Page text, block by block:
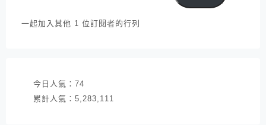
件
一起加入其他 1 位訂閱者的行列
今日人氣： 74
累計人氣： 5,283,111